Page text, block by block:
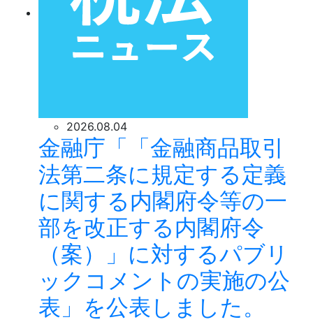
2026.08.04
金融庁「「金融商品取引
法第二条に規定する定義
に関する内閣府令等の一
部を改正する内閣府令
（案）」に対するパブリ
ックコメントの実施の公
表」を公表しました。